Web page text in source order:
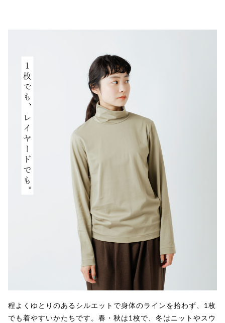
程よくゆとりのあるシルエットで身体のラインを拾わず、1枚
でも着やすいかたちです。春・秋は1枚で、冬はニットやスウ